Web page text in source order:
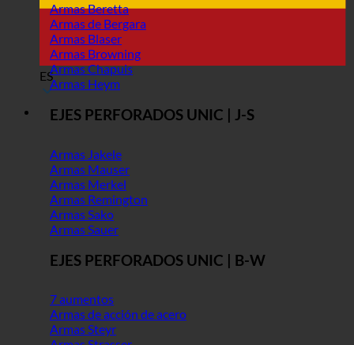
ES
Armas Beretta
Armas de Bergara
Armas Blaser
Armas Browning
Armas Chapuis
Armas Heym
EJES PERFORADOS UNIC | J-S
Armas Jakele
Armas Mauser
Armas Merkel
Armas Remington
Armas Sako
Armas Sauer
EJES PERFORADOS UNIC | B-W
7 aumentos
Armas de acción de acero
Armas Steyr